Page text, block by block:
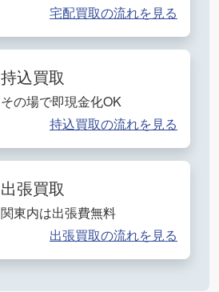
宅配買取の流れを見る
持込買取
その場で即現金化OK
持込買取の流れを見る
出張買取
関東内は出張費無料
出張買取の流れを見る